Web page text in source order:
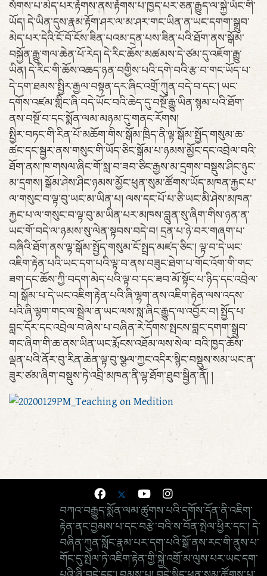
སོགས་པ་མེད་པར་རྟོགས་ནས་རྟོགས་པ་ཁྱད་པར་ཅན་རྒྱུད་ལ་སྐྱེ་ཡོང་གི་
ཡོད། དེ་ཡིན་དུས་རྣམ་རྟོག་ཤར་ལ་མ་ཤར་གང་ཡིན་ན་ཡང་དགག་སྒྲུབ་
མེད་པར་དེའི་ངོ་བོ་ངོས་ཟིན་པའམ་དྲན་པས་ཟིན་པའི་ཐོག་ནས་སྒོམ་
བསྐྱོན་རྒྱུ་གལ་ཆེན་པོ་རེད། དེ་རིང་ཆོས་མཚམས་དེ་ཙམ་དུ་འཇོག་རྒྱུ་
ཡིན། དེ་རིང་གི་ཆོས་འཆད་ཉན་བགྱིས་པའི་དགེ་བའི་རྩ་བ་གང་ཡོད་པ་
དེ་དག་ཐམས་སྤྱིར་རྒྱལ་བསྟན་དར་ཞིང་འགྲོ་ཀུན་བདེ་བ་དང་། ཡང་
དགོས་འཛམ་གླིང་ཞི་བདེ་ཡོང་བའི་ཆེད་དུ་བསྔོ་རྒྱུ་ཡིན་སྙམ་པའི་ཐོག་
ནས་བསྔོ་བ་དང་སྨོན་ལམ་མཉམ་དུ་གནང་རོགས།
སྤྱིར་བཏང་གི་རིན་པོ་མཆོག་གིས་སྒོམ་ཁྲིད་ནི་ལྟ་སྒོམ་སྤྱོད་གསུམ་ཆ་
ཚང་དང་སྦྱར་ནས་གསུང་གི་ཡོད་ཅིང་སྒོམ་པ་ཉམས་མྱོང་དང་འབྲེལ་བའི་
ཐོག་ནས་ཁ་གསལ་ཞིང་གོ་སླ་བ་ཟབ་ཅིང་རྒྱས་མ་དྲགས་བསྡུས་ཤིང་ཉུང་
མ་དྲགས། སྒོམ་ཤེས་ཤིང་ཉམས་མྱོང་ཕུན་སུམ་ཚོགས་ཡོད་མཁན་རྐྱང་པ་
ལ་གསུང་བ་ལྟ་བུ་ཡང་མ་ཡིན་པ། ལས་དང་པོ་པ་ཅི་ཡང་མི་ཤེས་མཁན་
རྐྱང་པ་ལ་གསུང་བ་ལྟ་བུ་མ་ཡིན་པར་མཁས་བླུན་སུ་ཞིག་གིས་ཉན་ན་
ཡང་གོ་བདེ་ལ་ཉམས་སུ་ལེན་སྟབས་བདེ་བ། དྲན་པ་ཉེ་བར་གཞག་པ་
བཞིའི་ཐོག་ནས་ལྟ་སྒོམ་སྤྱོད་གསུམ་ངོ་སྤྲད་མཛད་ཅིང་། ལྟ་བ་དེ་ཡང་
འཇིག་རྟེན་པའི་ཡང་དག་པའི་ལྟ་བ་ནས་བཟུང་ཐེག་པ་གོང་འོག་གི་གང་
ཟག་དང་ཆོས་ཀྱི་བདག་མེད་པའི་ལྟ་བ་དང་ཟབ་མོ་སྟོང་པ་ཉིད་དང་འབྲེལ་
བ། སྒོམ་པ་དེ་ཡང་འཇིག་རྟེན་པའི་ཞི་ལྷག་ནས་འཇིག་རྟེན་ལས་འདས་
པའི་ཞི་ལྷག་གང་ལ་སྦྲེལ་ན་ཡང་ལས་སླ་ཞིང་རྒྱུད་ལ་འབྱོར་བ། སྤྱོད་པ་
བླང་དོར་དང་འབྲེལ་བ་ཞེས་པ་བཞིན་རེ་དོགས་སྤངས་བླང་དགག་སྒྲུབ་
གང་ཞིག་གི་ཆ་ནས་ཡིན་ཡང་རྨོངས་འཐོམ་ལས་སེལ་ བའི་ཁྱད་ཆོས་
ལྡན་པའི་ནོར་བུ་རིན་ཆེན་ལྟ་བུ་སྩལ་ཀྱང་འདིར་སྙིང་བསྡུས་སམ་ཡང་ན་
ཟུར་ཙམ་ཞིག་བསྡུས་ཏེ་འབྲི་མཁན་ནི་ལྷ་ཐོག་ཐུབ་སྦྱིན་ནོ། །
བཀའ་བརྒྱུད་སྨོན་ལམ་ཚུགས་པའི་དགོས་དོན་ནི་འཇིག་
རྟེན་ནང་བྱམས་པ་དང་བརྩེ་བའི་ས་བོན་སྤེལ་ཕྱིར་དང་། དེ་
བཞིན་ཀུན་སློང་རྣམ་པར་དག་པའི་སྒོ་ནས་རང་གི་ནུས་པ་
གོང་དུ་སྤེལ་ཏེ་འཇིག་རྟེན་གྱི་སྐྱེ་འགྲོ་མ་ལུས་པར་ཡང་དག་